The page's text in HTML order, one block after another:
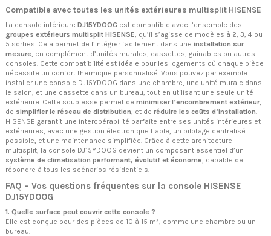
Compatible avec toutes les unités extérieures multisplit HISENSE
La console intérieure DJ15YDOOG est compatible avec l’ensemble des
groupes extérieurs multisplit HISENSE, qu’il s’agisse de modèles à 2, 3, 4 ou
5 sorties. Cela permet de l’intégrer facilement dans une installation sur
mesure, en complément d’unités murales, cassettes, gainables ou autres
consoles. Cette compatibilité est idéale pour les logements où chaque pièce
nécessite un confort thermique personnalisé. Vous pouvez par exemple
installer une console DJ15YDOOG dans une chambre, une unité murale dans
le salon, et une cassette dans un bureau, tout en utilisant une seule unité
extérieure. Cette souplesse permet de minimiser l’encombrement extérieur,
de simplifier le réseau de distribution, et de réduire les coûts d’installation.
HISENSE garantit une interopérabilité parfaite entre ses unités intérieures et
extérieures, avec une gestion électronique fiable, un pilotage centralisé
possible, et une maintenance simplifiée. Grâce à cette architecture
multisplit, la console DJ15YDOOG devient un composant essentiel d’un
système de climatisation performant, évolutif et économe, capable de
répondre à tous les scénarios résidentiels.
FAQ – Vos questions fréquentes sur la console HISENSE
DJ15YDOOG
1. Quelle surface peut couvrir cette console ?
Elle est conçue pour des pièces de 10 à 15 m², comme une chambre ou un
bureau.